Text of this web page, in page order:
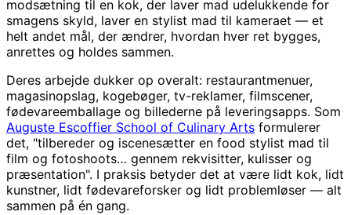
modsætning til en kok, der laver mad udelukkende for
smagens skyld, laver en stylist mad til kameraet — et
helt andet mål, der ændrer, hvordan hver ret bygges,
anrettes og holdes sammen.
Deres arbejde dukker op overalt: restaurantmenuer,
magasinopslag, kogebøger, tv-reklamer, filmscener,
fødevareemballage og billederne på leveringsapps. Som
Auguste Escoffier School of Culinary Arts formulerer
det, "tilbereder og iscenesætter en food stylist mad til
film og fotoshoots… gennem rekvisitter, kulisser og
præsentation". I praksis betyder det at være lidt kok, lidt
kunstner, lidt fødevareforsker og lidt problemløser — alt
sammen på én gang.